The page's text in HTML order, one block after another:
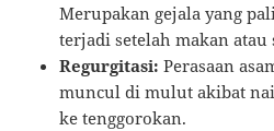
Merupakan gejala yang
terjadi setelah makan atau
Regurgitasi: Perasaan
muncul di mulut akibat
ke tenggorokan.